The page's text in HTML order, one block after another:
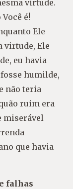
virtude.
é!
Ele
virtude, Ele
eu havia
humilde,
não teria
ruim era
miserável
que havia
falhas